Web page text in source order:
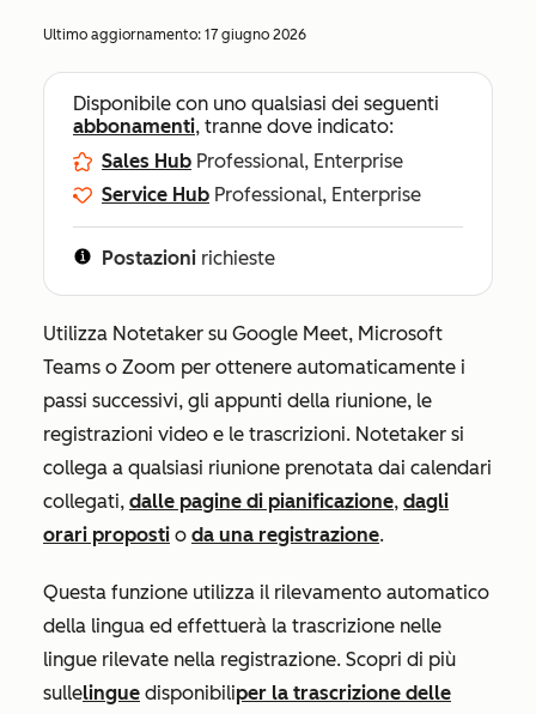
Ultimo aggiornamento: 17 giugno 2026
Disponibile con uno qualsiasi dei seguenti
abbonamenti, tranne dove indicato:
Sales Hub Professional, Enterprise
Service Hub Professional, Enterprise
Postazioni richieste
Utilizza Notetaker su Google Meet, Microsoft
Teams o Zoom per ottenere automaticamente i
passi successivi, gli appunti della riunione, le
registrazioni video e le trascrizioni. Notetaker si
collega a qualsiasi riunione prenotata dai calendari
collegati, dalle pagine di pianificazione, dagli
orari proposti o da una registrazione.
Questa funzione utilizza il rilevamento automatico
della lingua ed effettuerà la trascrizione nelle
lingue rilevate nella registrazione. Scopri di più
sullelingue disponibiliper la trascrizione delle